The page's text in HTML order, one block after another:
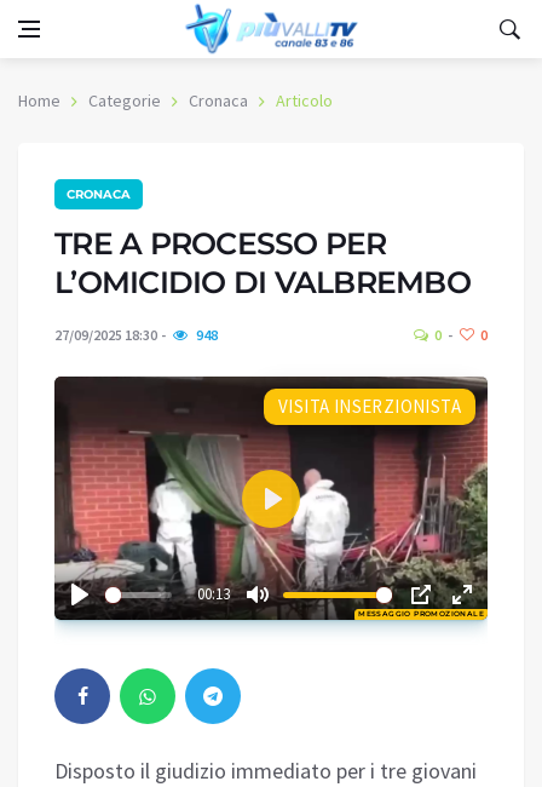
Home Categorie Cronaca Articolo
CRONACA
TRE A PROCESSO PER
L’OMICIDIO DI VALBREMBO
27/09/2025 18:30 948 0 0
MESSAGGIO PROMOZIONALE
VISITA INSERZIONISTA
00:13
Play
02:00
Disposto il giudizio immediato per i tre giovani